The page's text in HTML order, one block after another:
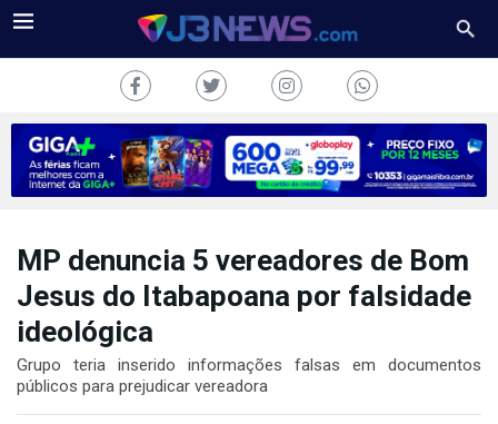
J3NEWS
COLUNAS
MP denuncia 5 vereadores de Bom
Jesus do Itabapoana por falsidade
ideológica
Grupo teria inserido informações falsas em documentos
públicos para prejudicar vereadora